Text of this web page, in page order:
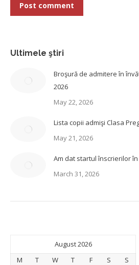
Post comment
Ultimele ştiri
Broşură de admitere în
2026
May 22, 2026
Lista copii admişi Clasa
May 21, 2026
Am dat startul înscrierilor
March 31, 2026
August 2026
M
T W T F S
S